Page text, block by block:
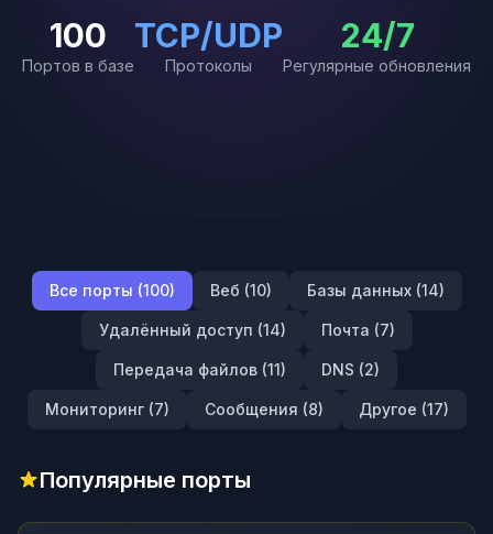
100
Портов в базе
TCP/UDP
Протоколы
24/7
Регулярные обновления
Все порты (100) Веб (10) Базы данных (14)
Удалённый доступ (14) Почта (7)
Передача файлов (11) DNS (2)
Мониторинг (7) Сообщения (8) Другое (17)
Популярные порты